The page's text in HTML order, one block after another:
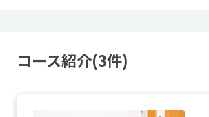
コース紹介(3件)